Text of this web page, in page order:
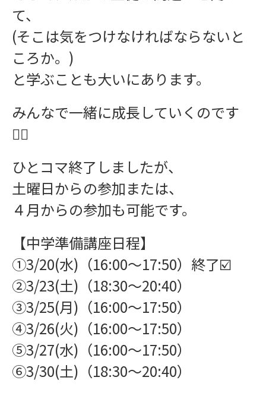
お問い合わせ
て、
(そこは気をつけなければならないと
ころか。)
と学ぶことも大いにあります。
みんなで一緒に成長していくのです
☝🏻
ひとコマ終了しましたが、
土曜日からの参加または、
４月からの参加も可能です。
【中学準備講座日程】
①3/20(水)（16:00〜17:50）終了☑️
②3/23(土)（18:30〜20:40）
③3/25(月)（16:00〜17:50）
④3/26(火)（16:00〜17:50）
⑤3/27(水)（16:00〜17:50）
⑥3/30(土)（18:30〜20:40）